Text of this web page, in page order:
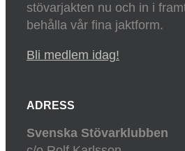
stövarjakten nu och in i
behålla vår fina jaktform.
Bli medlem idag!
ADRESS
Svenska Stövarklubben